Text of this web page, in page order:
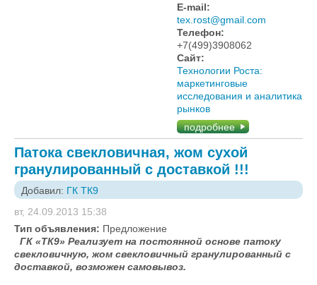
E-mail:
tex.rost@gmail.com
Телефон:
+7(499)3908062
Сайт:
Технологии Роста:
маркетинговые
исследования и аналитика
рынков
подробнее
Патока свекловичная, жом сухой
гранулированный с доставкой !!!
Добавил: ГК ТК9
вт, 24.09.2013 15:38
Тип объявления: Предложение
ГК «ТК9» Реализует на постоянной основе патоку
свекловичную, жом свекловичный гранулированный с
доставкой, возможен самовывоз.